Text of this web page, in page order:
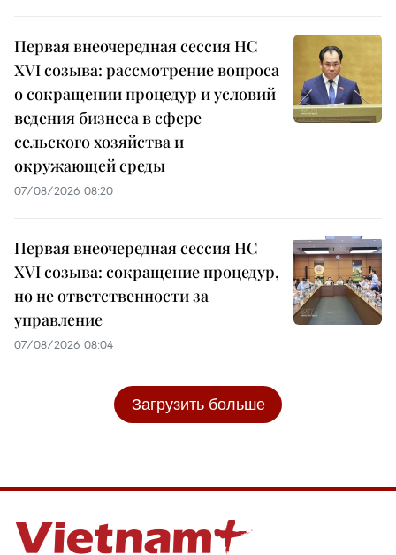
Первая внеочередная сессия НС
XVI созыва: рассмотрение вопроса
о сокращении процедур и условий
ведения бизнеса в сфере
сельского хозяйства и
окружающей среды
07/08/2026 08:20
Первая внеочередная сессия НС
XVI созыва: сокращение процедур,
но не ответственности за
управление
07/08/2026 08:04
Загрузить больше